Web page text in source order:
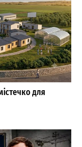
для